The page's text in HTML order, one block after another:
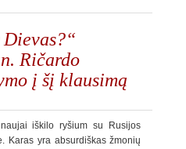
Ričardo
į šį klausimą
naujai iškilo ryšium su Rusijos
Karas yra absurdiškas žmonių